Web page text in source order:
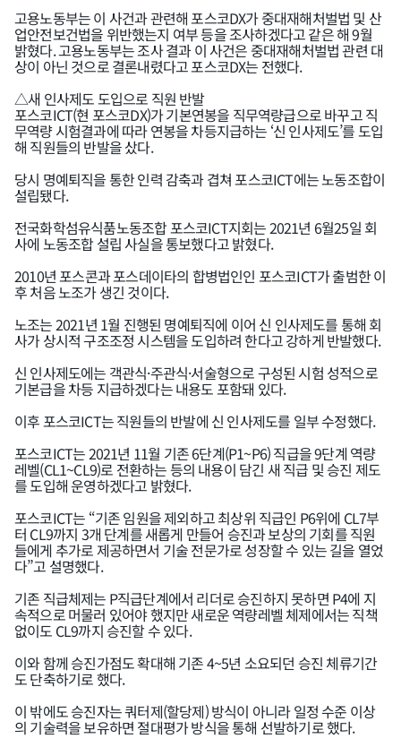
고용노동부는 이 사건과 관련해 포스코DX가 중대재해처벌법 및 산
업안전보건법을 위반했는지 여부 등을 조사하겠다고 같은 해 9월
밝혔다. 고용노동부는 조사 결과 이 사건은 중대재해처벌법 관련 대
상이 아닌 것으로 결론내렸다고 포스코DX는 전했다.
△새 인사제도 도입으로 직원 반발
포스코ICT(현 포스코DX)가 기본연봉을 직무역량급으로 바꾸고 직
무역량 시험결과에 따라 연봉을 차등지급하는 ‘신 인사제도’를 도입
해 직원들의 반발을 샀다.
당시 명예퇴직을 통한 인력 감축과 겹쳐 포스코ICT에는 노동조합이
설립됐다.
전국화학섬유식품노동조합 포스코ICT지회는 2021년 6월25일 회
사에 노동조합 설립 사실을 통보했다고 밝혔다.
2010년 포스콘과 포스데이타의 합병법인인 포스코ICT가 출범한 이
후 처음 노조가 생긴 것이다.
노조는 2021년 1월 진행된 명예퇴직에 이어 신 인사제도를 통해 회
사가 상시적 구조조정 시스템을 도입하려 한다고 강하게 반발했다.
신 인사제도에는 객관식·주관식·서술형으로 구성된 시험 성적으로
기본급을 차등 지급하겠다는 내용도 포함돼 있다.
이후 포스코ICT는 직원들의 반발에 신 인사제도를 일부 수정했다.
포스코ICT는 2021년 11월 기존 6단계(P1~P6) 직급을 9단계 역량
레벨(CL1~CL9)로 전환하는 등의 내용이 담긴 새 직급 및 승진 제도
를 도입해 운영하겠다고 밝혔다.
포스코ICT는 “기존 임원을 제외하고 최상위 직급인 P6위에 CL7부
터 CL9까지 3개 단계를 새롭게 만들어 승진과 보상의 기회를 직원
들에게 추가로 제공하면서 기술 전문가로 성장할 수 있는 길을 열었
다”고 설명했다.
기존 직급체제는 P직급단계에서 리더로 승진하지 못하면 P4에 지
속적으로 머물러 있어야 했지만 새로운 역량레벨 체제에서는 직책
없이도 CL9까지 승진할 수 있다.
이와 함께 승진가점도 확대해 기존 4~5년 소요되던 승진 체류기간
도 단축하기로 했다.
이 밖에도 승진자는 쿼터제(할당제) 방식이 아니라 일정 수준 이상
의 기술력을 보유하면 절대평가 방식을 통해 선발하기로 했다.